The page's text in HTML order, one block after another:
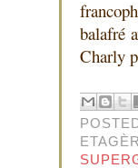
balafré
Charly